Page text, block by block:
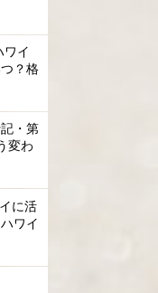
ワイ
？格
・第
変わ
に活
ワイ